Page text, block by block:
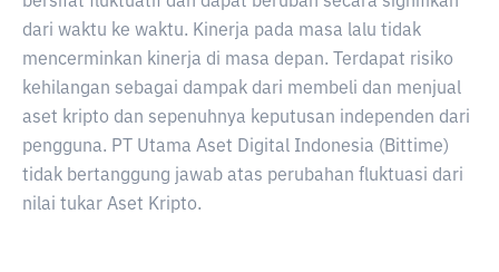
dari waktu ke waktu. Kinerja pada masa lalu tidak
mencerminkan kinerja di masa depan. Terdapat risiko
kehilangan sebagai dampak dari membeli dan menjual
aset kripto dan sepenuhnya keputusan independen dari
pengguna. PT Utama Aset Digital Indonesia (Bittime)
tidak bertanggung jawab atas perubahan fluktuasi dari
nilai tukar Aset Kripto.